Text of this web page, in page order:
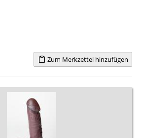
Zum Merkzettel hinzufügen